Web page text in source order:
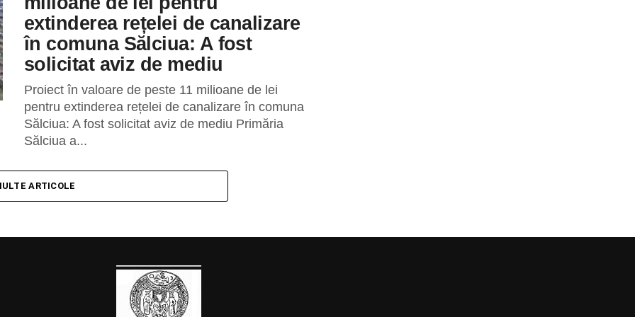
extinderea rețelei de canalizare
în comuna Sălciua: A fost
solicitat aviz de mediu
Proiect în valoare de peste 11 milioane de lei
pentru extinderea rețelei de canalizare în comuna
Sălciua: A fost solicitat aviz de mediu Primăria
Sălciua a...
ARTICOLE